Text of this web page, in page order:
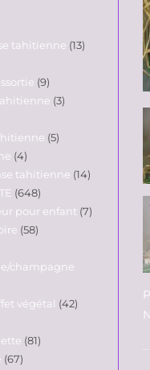
tahitienne 13
9
3
5
4
tahitienne 14
648
pour enfant 7
58
champagne
végétal 42
81
67